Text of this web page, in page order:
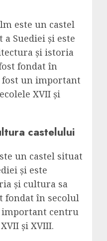
este un castel
Suediei și este
și istoria
fondat în
fost un important
XVII și
castelului
un castel situat
și este
și cultura sa
fondat în secolul
important centru
și XVIII.